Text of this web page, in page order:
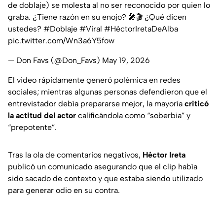
de doblaje) se molesta al no ser reconocido por quien lo
graba. ¿Tiene razón en su enojo? 🎤🎬 ¿Qué dicen
ustedes? #Doblaje #Viral #HéctorIretaDeAlba
pic.twitter.com/Wn3a6Y5fow
— Don Favs (@Don_Favs) May 19, 2026
El video rápidamente generó polémica en redes
sociales; mientras algunas personas defendieron que el
entrevistador debía prepararse mejor, la mayoría criticó
la actitud del actor calificándola como “soberbia” y
“prepotente”.
Tras la ola de comentarios negativos, Héctor Ireta
publicó un comunicado asegurando que el clip había
sido sacado de contexto y que estaba siendo utilizado
para generar odio en su contra.